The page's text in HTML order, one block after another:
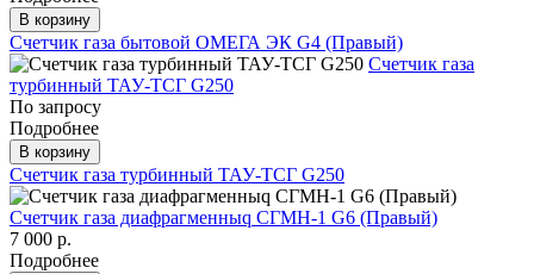
В корзину
Счетчик газа бытовой ОМЕГА ЭК G4 (Правый)
Счетчик газа
турбинный ТАУ-ТСГ G250
По запросу
Подробнее
В корзину
Счетчик газа турбинный ТАУ-ТСГ G250
Счетчик газа диафрагменныq СГМН-1 G6 (Правый)
7 000 р.
Подробнее